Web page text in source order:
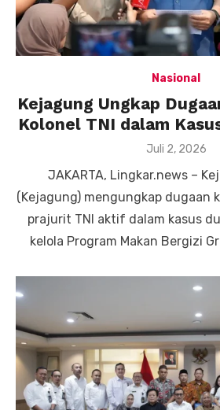
Nasional
Kejagung Ungkap
Kolonel TNI dalam
Posted
Juli 2, 2026
JAKARTA, Lingkar.news –
(Kejagung) mengungkap dugaan
prajurit TNI aktif dalam kasus
kelola Program Makan Bergizi